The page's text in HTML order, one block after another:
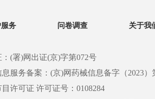
务 问卷调查 关于我
(署)网出证(京)字第072号
服务备案：(京)网药械信息备字（2023）
许可证 许可证号：0108284